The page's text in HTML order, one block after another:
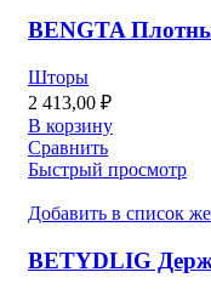
BENGTA
Шторы
2 413,00 ₽
В корзину
Сравнить
Быстрый просмотр
Добавить в список
BETYDLIG